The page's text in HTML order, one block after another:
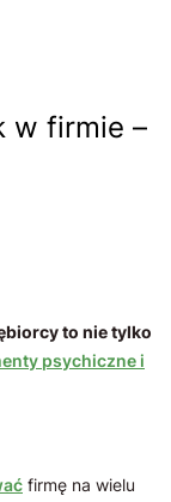
to nie tylko
psychiczne i
firmę na wielu